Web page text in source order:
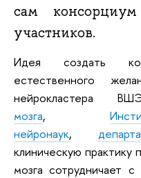
сам
участников.
Идея создать
естественного
нейрокластера
мозга,
нейронаук,
клиническую практику
мозга